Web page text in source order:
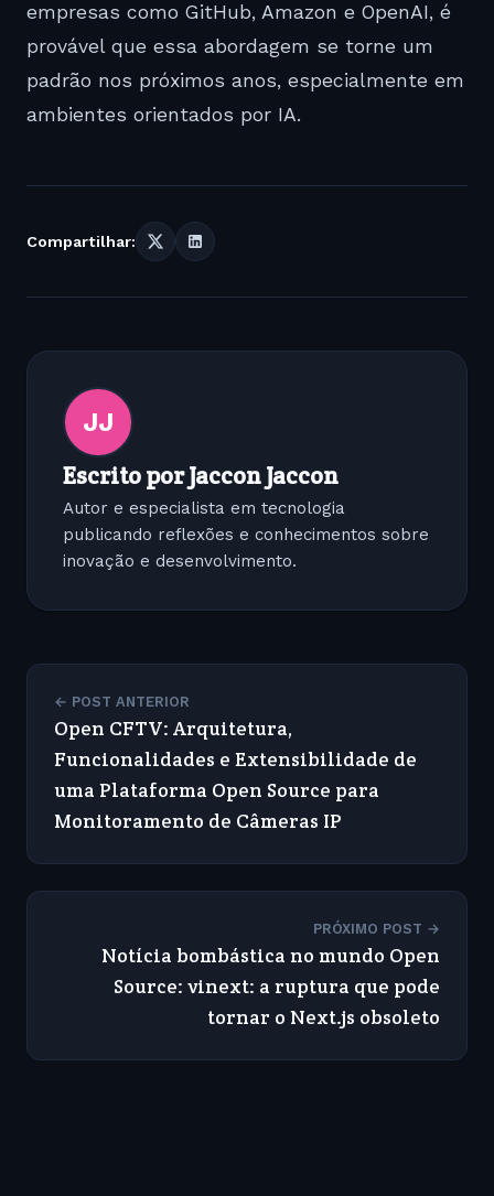
empresas como GitHub, Amazon e OpenAI, é
provável que essa abordagem se torne um
padrão nos próximos anos, especialmente em
ambientes orientados por IA.
Compartilhar:
JJ
Escrito por Jaccon Jaccon
Autor e especialista em tecnologia
publicando reflexões e conhecimentos sobre
inovação e desenvolvimento.
← POST ANTERIOR
Open CFTV: Arquitetura,
Funcionalidades e Extensibilidade de
uma Plataforma Open Source para
Monitoramento de Câmeras IP
PRÓXIMO POST →
Notícia bombástica no mundo Open
Source: vinext: a ruptura que pode
tornar o Next.js obsoleto